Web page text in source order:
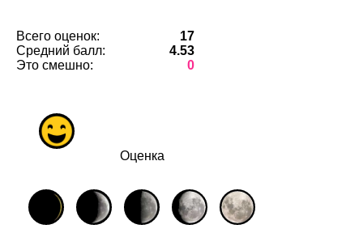
Всего оценок:
17
Средний балл:
4.53
Это смешно:
0
Оценка